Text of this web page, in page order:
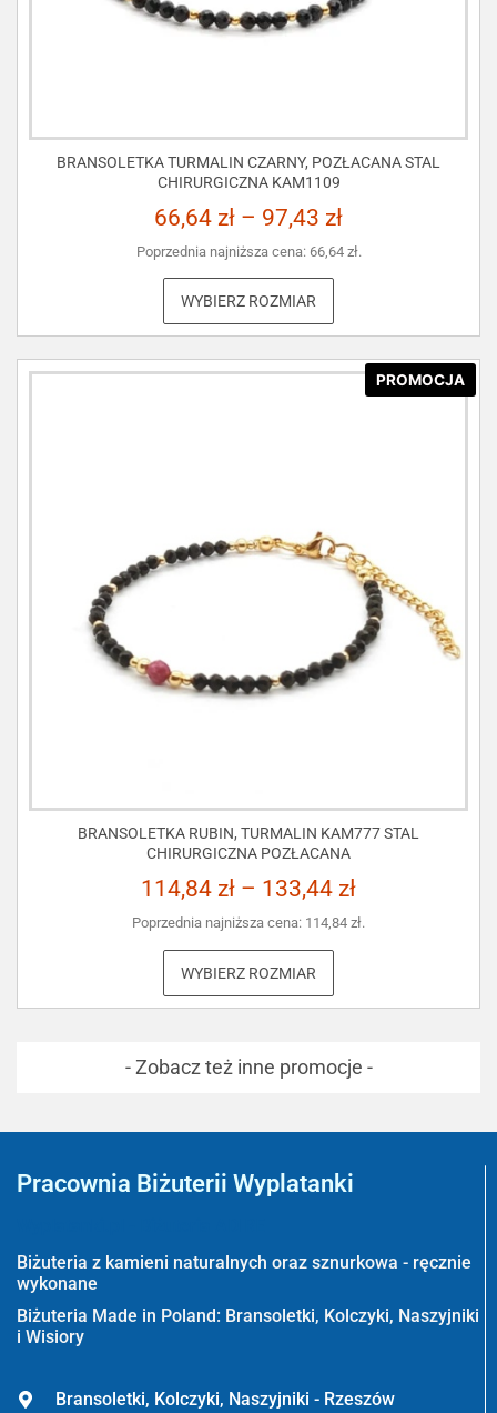
BRANSOLETKA TURMALIN CZARNY, POZŁACANA STAL
CHIRURGICZNA KAM1109
66,64 zł – 97,43 zł
Poprzednia najniższa cena: 66,64 zł.
WYBIERZ ROZMIAR
PROMOCJA
BRANSOLETKA RUBIN, TURMALIN KAM777 STAL
CHIRURGICZNA POZŁACANA
114,84 zł – 133,44 zł
Poprzednia najniższa cena: 114,84 zł.
WYBIERZ ROZMIAR
- Zobacz też inne promocje -
Pracownia Biżuterii Wyplatanki
Biżuteria z kamieni naturalnych oraz sznurkowa - ręcznie
wykonane
Biżuteria Made in Poland: Bransoletki, Kolczyki, Naszyjniki
i Wisiory
Bransoletki, Kolczyki, Naszyjniki - Rzeszów